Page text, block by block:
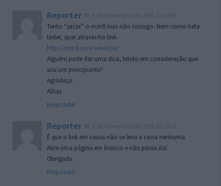
Reporter
Tento “sacar” o msn8 mas não consigo. Nem como beta
tester, quer através ho link
http://msn8.core-server.be/
Alguém pode dar uma dica, tendo em consideração que
sou um principiante?
Agradeço.
ADias
Responder
Reporter
É que o link em causa não ve leva a coisa nenhuma.
Abre uma página em branco e não passa daí.
Obrigado.
Responder